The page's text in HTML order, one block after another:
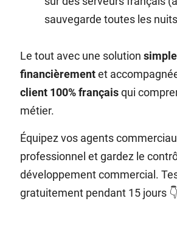
sauvegarde toutes les
Le tout avec une solutionsimple
financièrementet
client 100% françaisqui
métier.
Équipez vos agents
professionnel et gardez le
développement commercial.
gratuitement pendant 15 jours 👇